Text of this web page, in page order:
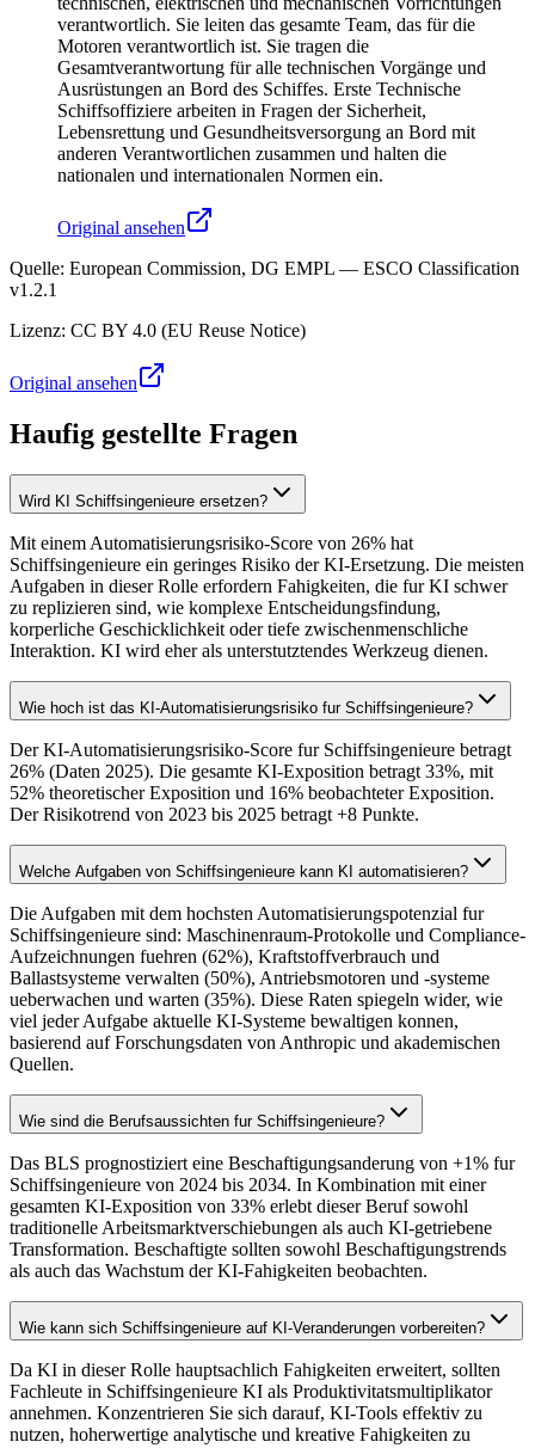
verantwortlich. Sie leiten das gesamte Team, das für die
Motoren verantwortlich ist. Sie tragen die
Gesamtverantwortung für alle technischen Vorgänge und
Ausrüstungen an Bord des Schiffes. Erste Technische
Schiffsoffiziere arbeiten in Fragen der Sicherheit,
Lebensrettung und Gesundheitsversorgung an Bord mit
anderen Verantwortlichen zusammen und halten die
nationalen und internationalen Normen ein.
Original ansehen
Quelle: European Commission, DG EMPL — ESCO Classification
v1.2.1
Lizenz: CC BY 4.0 (EU Reuse Notice)
Original ansehen
Haufig gestellte Fragen
Wird KI Schiffsingenieure ersetzen?
Mit einem Automatisierungsrisiko-Score von 26% hat
Schiffsingenieure ein geringes Risiko der KI-Ersetzung. Die meisten
Aufgaben in dieser Rolle erfordern Fahigkeiten, die fur KI schwer
zu replizieren sind, wie komplexe Entscheidungsfindung,
korperliche Geschicklichkeit oder tiefe zwischenmenschliche
Interaktion. KI wird eher als unterstutztendes Werkzeug dienen.
Wie hoch ist das KI-Automatisierungsrisiko fur Schiffsingenieure?
Der KI-Automatisierungsrisiko-Score fur Schiffsingenieure betragt
26% (Daten 2025). Die gesamte KI-Exposition betragt 33%, mit
52% theoretischer Exposition und 16% beobachteter Exposition.
Der Risikotrend von 2023 bis 2025 betragt +8 Punkte.
Welche Aufgaben von Schiffsingenieure kann KI automatisieren?
Die Aufgaben mit dem hochsten Automatisierungspotenzial fur
Schiffsingenieure sind: Maschinenraum-Protokolle und Compliance-
Aufzeichnungen fuehren (62%), Kraftstoffverbrauch und
Ballastsysteme verwalten (50%), Antriebsmotoren und -systeme
ueberwachen und warten (35%). Diese Raten spiegeln wider, wie
viel jeder Aufgabe aktuelle KI-Systeme bewaltigen konnen,
basierend auf Forschungsdaten von Anthropic und akademischen
Quellen.
Wie sind die Berufsaussichten fur Schiffsingenieure?
Das BLS prognostiziert eine Beschaftigungsanderung von +1% fur
Schiffsingenieure von 2024 bis 2034. In Kombination mit einer
gesamten KI-Exposition von 33% erlebt dieser Beruf sowohl
traditionelle Arbeitsmarktverschiebungen als auch KI-getriebene
Transformation. Beschaftigte sollten sowohl Beschaftigungstrends
als auch das Wachstum der KI-Fahigkeiten beobachten.
Wie kann sich Schiffsingenieure auf KI-Veranderungen vorbereiten?
Da KI in dieser Rolle hauptsachlich Fahigkeiten erweitert, sollten
Fachleute in Schiffsingenieure KI als Produktivitatsmultiplikator
annehmen. Konzentrieren Sie sich darauf, KI-Tools effektiv zu
nutzen, hoherwertige analytische und kreative Fahigkeiten zu